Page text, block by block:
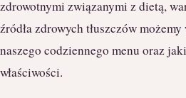
zdrowotnymi związanymi z dietą,
źródła zdrowych tłuszczów
naszego codziennego menu oraz
właściwości.